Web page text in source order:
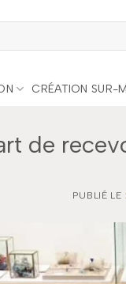
CRÉATION SUR-
de
PUBLIÉ LE